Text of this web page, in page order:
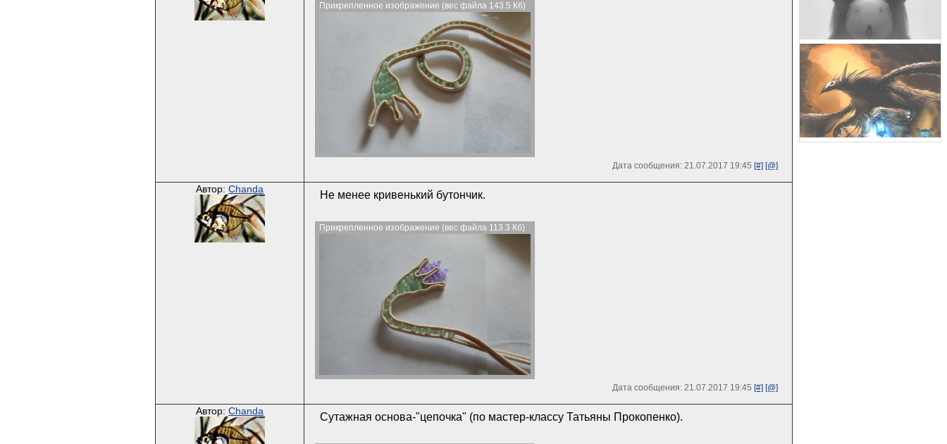
Прикрепленное изображение (вес файла 143.5 Кб)
Дата сообщения: 21.07.2017 19:45 [#] [@]
Автор: Chanda Не менее кривенький бутончик.
Прикрепленное изображение (вес файла 113.3 Кб)
Дата сообщения: 21.07.2017 19:45 [#] [@]
Автор: Chanda Сутажная основа-"цепочка" (по мастер-классу Татьяны Прокопенко).